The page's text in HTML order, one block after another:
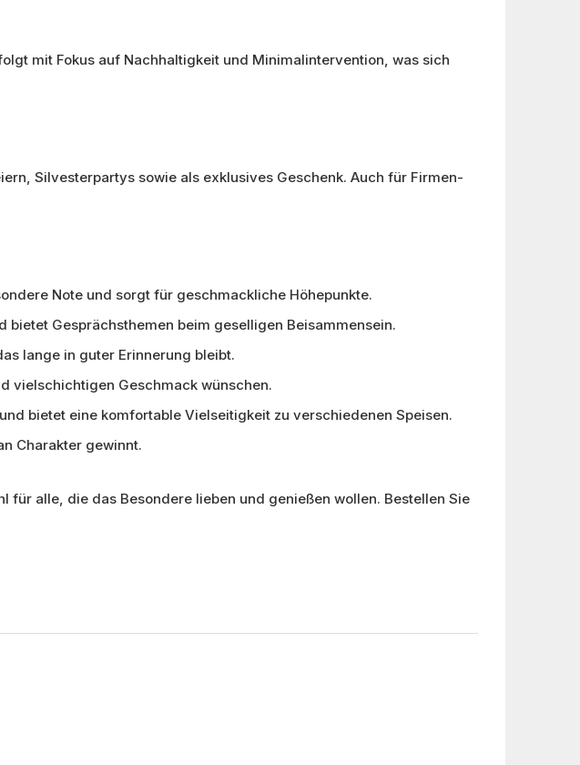
mit Fokus auf Nachhaltigkeit und Minimalintervention, was sich
Silvesterpartys sowie als exklusives Geschenk. Auch für Firmen-
Note und sorgt für geschmackliche Höhepunkte.
Gesprächsthemen beim geselligen Beisammensein.
lange in guter Erinnerung bleibt.
vielschichtigen Geschmack wünschen.
bietet eine komfortable Vielseitigkeit zu verschiedenen Speisen.
Charakter gewinnt.
für alle, die das Besondere lieben und genießen wollen. Bestellen Sie